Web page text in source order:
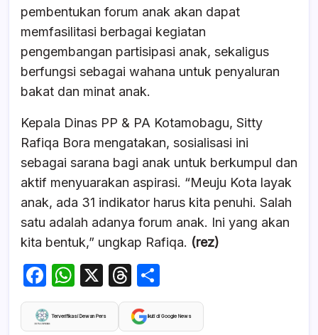
pembentukan forum anak akan dapat
memfasilitasi berbagai kegiatan
pengembangan partisipasi anak, sekaligus
berfungsi sebagai wahana untuk penyaluran
bakat dan minat anak.
Kepala Dinas PP & PA Kotamobagu, Sitty
Rafiqa Bora mengatakan, sosialisasi ini
sebagai sarana bagi anak untuk berkumpul dan
aktif menyuarakan aspirasi. “Meuju Kota layak
anak, ada 31 indikator harus kita penuhi. Salah
satu adalah adanya forum anak. Ini yang akan
kita bentuk,” ungkap Rafiqa. (rez)
F
a
c
W
h
at
X
T
hr
e
h
ar
Terverifikasi Dewan Pers Ikuti di Google News